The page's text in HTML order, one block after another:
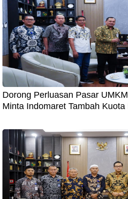
Dorong Perluasan Pasar
Minta Indomaret Tambah Kuota